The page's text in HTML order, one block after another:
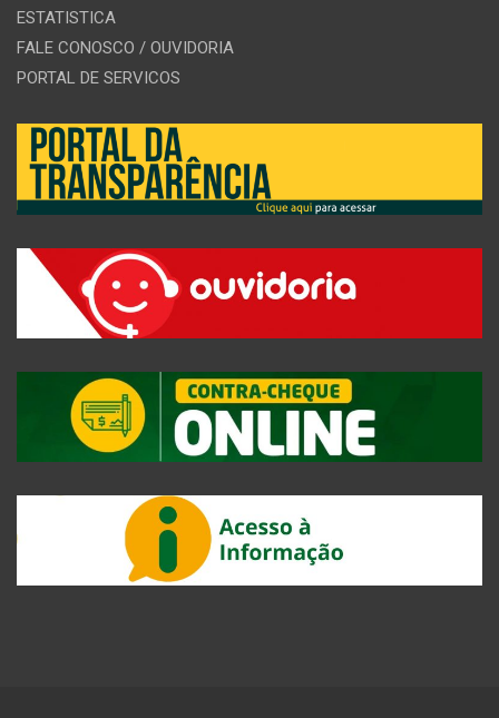
ESTATISTICA
FALE CONOSCO / OUVIDORIA
PORTAL DE SERVICOS